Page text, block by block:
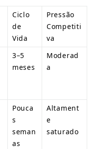
Ciclo
de
Vida
Pressão
Competiti
va
3–5
meses
Moderad
a
Pouca
s
seman
as
Altament
e
saturado